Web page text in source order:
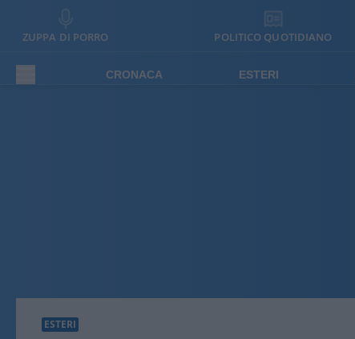
ZUPPA DI PORRO POLITICO QUOTIDIANO
CRONACA ESTERI
ESTERI